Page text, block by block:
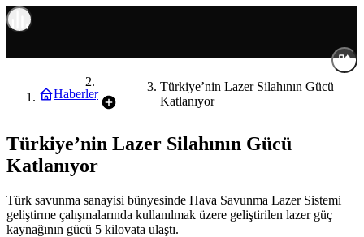
Haberler
Türkiye’nin Lazer Silahının Gücü
Katlanıyor
Türkiye’nin Lazer Silahının Gücü
Katlanıyor
Türk savunma sanayisi bünyesinde Hava Savunma Lazer Sistemi
geliştirme çalışmalarında kullanılmak üzere geliştirilen lazer güç
kaynağının gücü 5 kilovata ulaştı.